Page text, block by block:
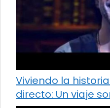
Viviendo la
directo: Un viaje